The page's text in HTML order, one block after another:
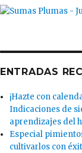
ENTRADAS
¡Hazte con
Indicaciones de
aprendizajes del
Especial
cultivarlos con